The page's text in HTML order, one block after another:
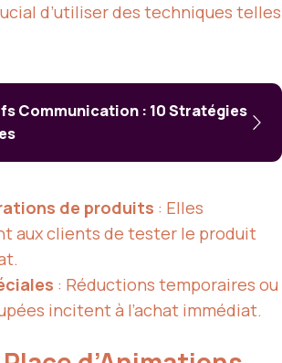
d’utiliser des techniques telles
Communication : 10 Stratégies
de produits : Elles
aux clients de tester le produit
: Réductions temporaires ou
incitent à l’achat immédiat.